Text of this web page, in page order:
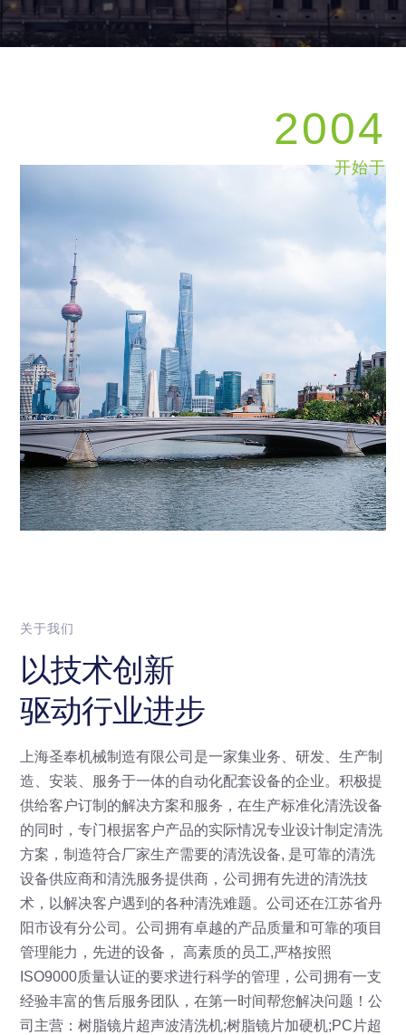
2004
开始于
关于我们
以技术创新
驱动行业进步
上海圣奉机械制造有限公司是一家集业务、研发、生产制
造、安装、服务于一体的自动化配套设备的企业。积极提
供给客户订制的解决方案和服务，在生产标准化清洗设备
的同时，专门根据客户产品的实际情况专业设计制定清洗
方案，制造符合厂家生产需要的清洗设备, 是可靠的清洗
设备供应商和清洗服务提供商，公司拥有先进的清洗技
术，以解决客户遇到的各种清洗难题。公司还在江苏省丹
阳市设有分公司。公司拥有卓越的产品质量和可靠的项目
管理能力，先进的设备， 高素质的员工,严格按照
ISO9000质量认证的要求进行科学的管理，公司拥有一支
经验丰富的售后服务团队，在第一时间帮您解决问题！公
司主营：树脂镜片超声波清洗机;树脂镜片加硬机;PC片超